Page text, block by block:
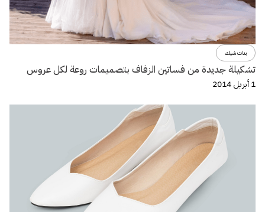
بنات شيك
تشكيلة جديدة من فساتين الزفاف بتصميمات روعة لكل عروس
1 أبريل 2014